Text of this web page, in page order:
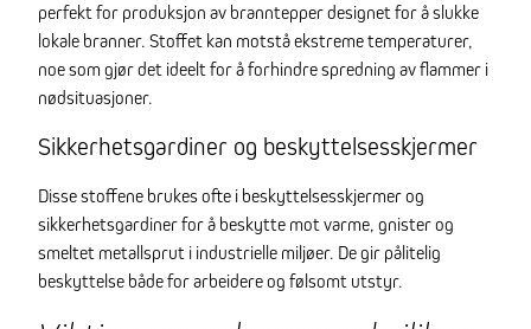
perfekt for produksjon av branntepper designet for å slukke
lokale branner. Stoffet kan motstå ekstreme temperaturer,
noe som gjør det ideelt for å forhindre spredning av flammer i
nødsituasjoner.
Sikkerhetsgardiner og beskyttelsesskjermer
Disse stoffene brukes ofte i beskyttelsesskjermer og
sikkerhetsgardiner for å beskytte mot varme, gnister og
smeltet metallsprut i industrielle miljøer. De gir pålitelig
beskyttelse både for arbeidere og følsomt utstyr.